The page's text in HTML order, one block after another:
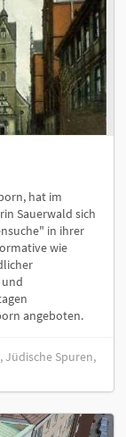
hat im
Sauerwald sich
in ihrer
wie
angeboten.
Spuren,